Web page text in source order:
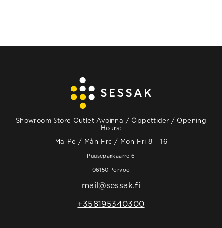
Showroom Store Outlet Avoinna / Öppettider / Opening
Hours:
Ma-Pe / Mån-Fre / Mon-Fri 8 – 16
Puusepänkaarre 6
06150 Porvoo
mail@sessak.fi
+358195340300